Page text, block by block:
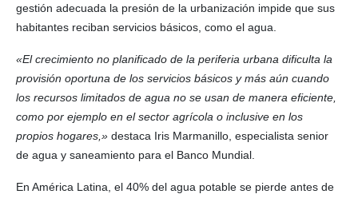
gestión adecuada la presión de la urbanización impide que sus
habitantes reciban servicios básicos, como el agua.
«El crecimiento no planificado de la periferia urbana dificulta la
provisión oportuna de los servicios básicos y más aún cuando
los recursos limitados de agua no se usan de manera eficiente,
como por ejemplo en el sector agrícola o inclusive en los
propios hogares,» destaca Iris Marmanillo, especialista senior
de agua y saneamiento para el Banco Mundial.
En América Latina, el 40% del agua potable se pierde antes de